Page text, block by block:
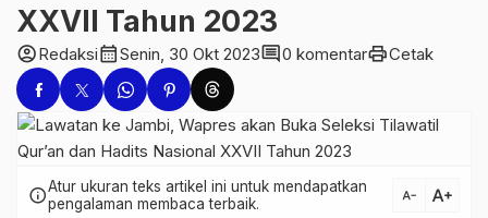
XXVII Tahun 2023
account_circleRedaksicalendar_monthSenin, 30 Okt 2023comment0 komentarprintCetak
infoAtur ukuran teks artikel ini untuk mendapatkan
pengalaman membaca terbaik.
text_decrease text_increase